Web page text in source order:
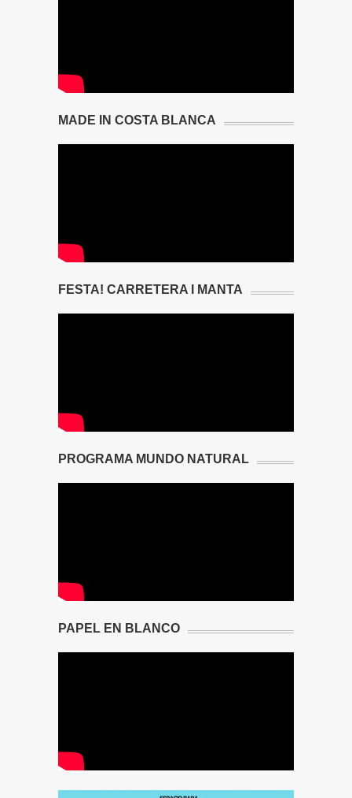
MADE IN COSTA BLANCA
FESTA! CARRETERA I MANTA
PROGRAMA MUNDO NATURAL
PAPEL EN BLANCO